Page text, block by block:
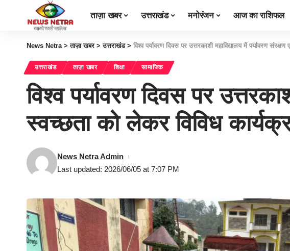
ताज़ा खबर उत्तराखंड मनोरंजन आज का राशिफल
News Netra>ताज़ा खबर>उत्तराखंड> विश्व पर्यावरण दिवस पर उत्तरकाशी महाविद्यालय में पर्यावरण
उत्तराखंड ताज़ा खबर शिक्षा सामाजिक
विश्व पर्यावरण दिवस पर
स्वच्छता को लेकर विविध
Last updated: 2026/06/05 at 7:07 PM
News Netra Admin